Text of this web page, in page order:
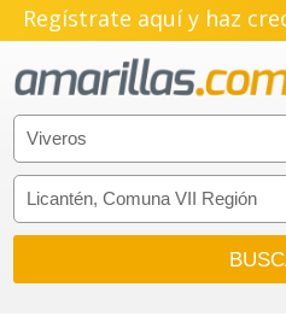
Regístrate aquí y haz